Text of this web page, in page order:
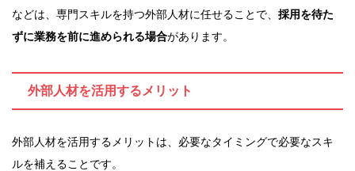
などは、専門スキルを持つ外部人材に任せることで、 採用を待た
ずに業務を前に進められる場合があります。
外部人材を活用するメリット
外部人材を活用するメリットは、必要なタイミングで必要なスキ
ルを補えることです。